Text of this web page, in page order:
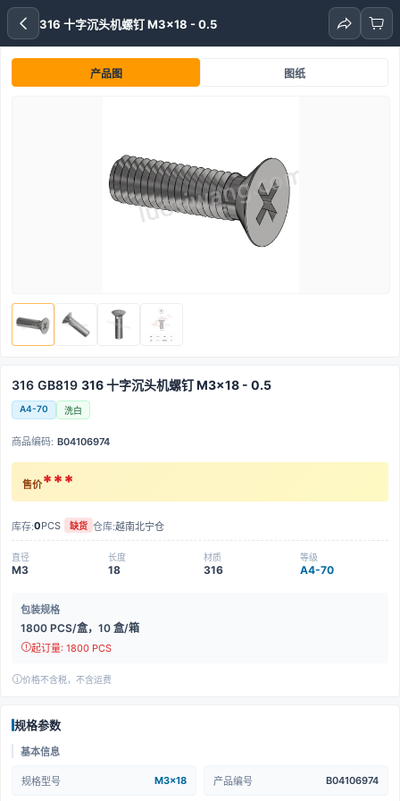
316 十字沉头机螺钉 M3x18 - 0.5
产品图 图纸
316 GB819 316 十字沉头机螺钉 M3x18 - 0.5
A4-70 洗白
商品编码: B04106974
售价***
库存:0PCS 缺货 仓库:越南北宁仓
直径
M3
长度
18
材质
316
等级
A4-70
包装规格
1800 PCS/盒，10 盒/箱
起订量: 1800 PCS
价格不含税，不含运费
规格参数
基本信息
规格型号 M3x18 产品编号 B04106974